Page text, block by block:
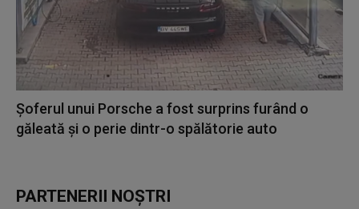
Șoferul unui Porsche a fost surprins furând o
găleată și o perie dintr-o spălătorie auto
PARTENERII NOȘTRI